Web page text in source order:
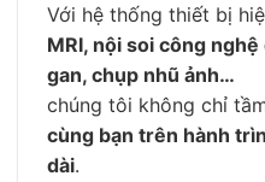
Với hệ thống thiết bị
MRI, nội soi công
gan, chụp nhũ ảnh…
chúng tôi không chỉ
cùng bạn trên hành
dài.